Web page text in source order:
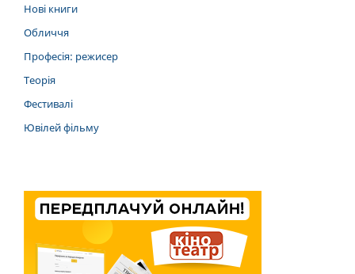
Нові книги
Обличчя
Професія: режисер
Теорія
Фестивалі
Ювілей фільму